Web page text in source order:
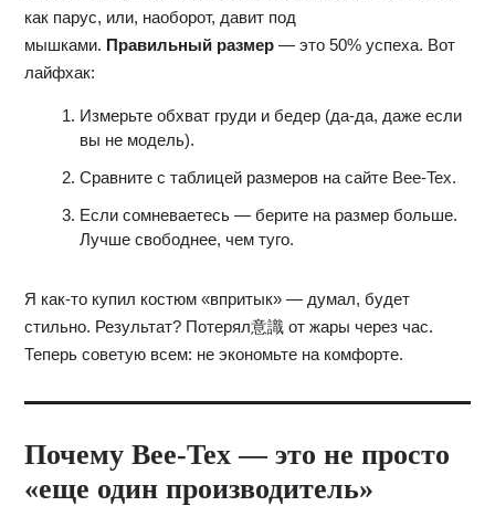
как парус, или, наоборот, давит под
мышками. Правильный размер— это 50% успеха. Вот
лайфхак:
Измерьте обхват груди и бедер (да-да, даже если
вы не модель).
Сравните с таблицей размеров на сайте Bee-Tex.
Если сомневаетесь — берите на размер больше.
Лучше свободнее, чем туго.
Я как-то купил костюм «впритык» — думал, будет
стильно. Результат? Потерял意識 от жары через час.
Теперь советую всем: не экономьте на комфорте.
Почему Bee-Tex — это не просто
«еще один производитель»